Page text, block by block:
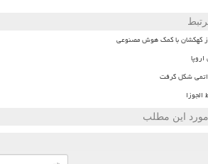
کهکشان با کمک هوش مصنوعی
اتمی شکل گرفت
مورد این مطلب